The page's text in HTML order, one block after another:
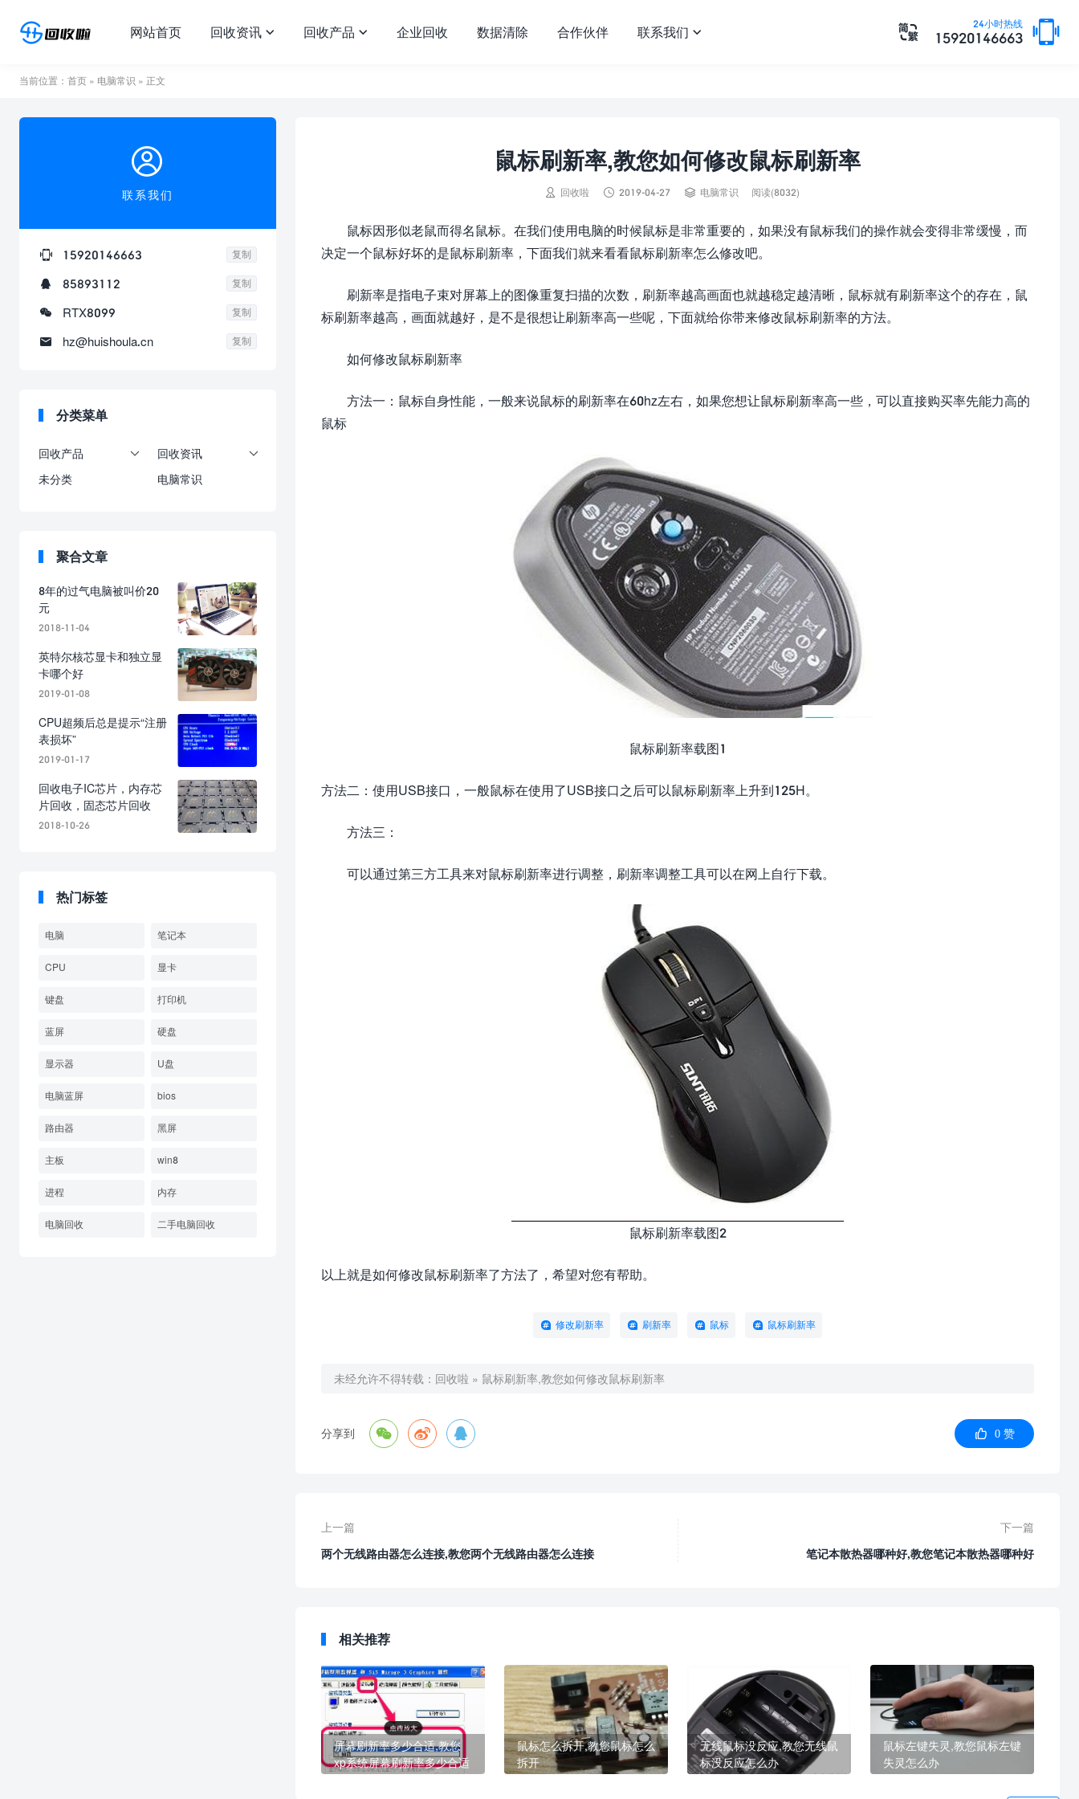
24小时热线
15920146663 

网站首页 回收资讯  回收产品  企业回收 数据清除 合作伙伴 联系我们 
当前位置： 首页 » 电脑常识 » 正文
鼠标刷新率,教您如何修改鼠标刷新率
 回收啦  2019-04-27  电脑常识 阅读(8032)
鼠标因形似老鼠而得名鼠标。在我们使用电脑的时候鼠标是非常重要的，如果没有鼠标我们的操作就会变得非常缓慢，而
决定一个鼠标好坏的是鼠标刷新率，下面我们就来看看鼠标刷新率怎么修改吧。
刷新率是指电子束对屏幕上的图像重复扫描的次数，刷新率越高画面也就越稳定越清晰，鼠标就有刷新率这个的存在，鼠
标刷新率越高，画面就越好，是不是很想让刷新率高一些呢，下面就给你带来修改鼠标刷新率的方法。
如何修改鼠标刷新率
方法一：鼠标自身性能，一般来说鼠标的刷新率在60hz左右，如果您想让鼠标刷新率高一些，可以直接购买率先能力高的
鼠标
鼠标刷新率载图1
方法二：使用USB接口，一般鼠标在使用了USB接口之后可以鼠标刷新率上升到125H。
方法三：
可以通过第三方工具来对鼠标刷新率进行调整，刷新率调整工具可以在网上自行下载。
鼠标刷新率载图2
以上就是如何修改鼠标刷新率了方法了，希望对您有帮助。
修改刷新率 刷新率 鼠标 鼠标刷新率
未经允许不得转载： 回收啦 » 鼠标刷新率,教您如何修改鼠标刷新率
分享到     0 赞
上一篇
两个无线路由器怎么连接,教您两个无线路由器怎么连接
下一篇
笔记本散热器哪种好,教您笔记本散热器哪种好
相关推荐
屏幕刷新率多少合适,教您
xp系统屏幕刷新率多少合适
鼠标怎么拆开,教您鼠标怎么
拆开
无线鼠标没反应,教您无线鼠
标没反应怎么办
鼠标左键失灵,教您鼠标左键
失灵怎么办

联系我们
 15920146663 复制
 85893112 复制
 RTX8099 复制
 hz@huishoula.cn 复制
分类菜单
回收产品  回收资讯 
未分类 电脑常识
聚合文章
8年的过气电脑被叫价20
元
2018-11-04
英特尔核芯显卡和独立显
卡哪个好
2019-01-08
CPU超频后总是提示“注册
表损坏”
2019-01-17
回收电子IC芯片，内存芯
片回收，固态芯片回收
2018-10-26
热门标签
电脑 笔记本
CPU 显卡
键盘 打印机
蓝屏 硬盘
显示器 U盘
电脑蓝屏 bios
路由器 黑屏
主板 win8
进程 内存
电脑回收 二手电脑回收